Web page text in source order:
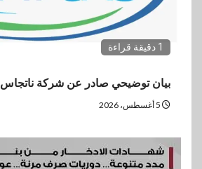
1 دقيقة قراءة
بيان توضيحي صادر عن شركة ناتجاس